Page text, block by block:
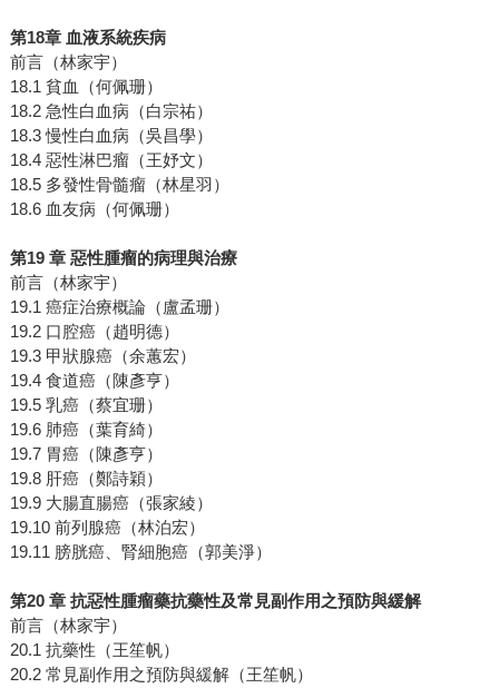
第18章 血液系統疾病
前言（林家宇）
18.1 貧血（何佩珊）
18.2 急性白血病（白宗祐）
18.3 慢性白血病（吳昌學）
18.4 惡性淋巴瘤（王妤文）
18.5 多發性骨髓瘤（林星羽）
18.6 血友病（何佩珊）
第19 章 惡性腫瘤的病理與治療
前言（林家宇）
19.1 癌症治療概論（盧孟珊）
19.2 口腔癌（趙明德）
19.3 甲狀腺癌（余蕙宏）
19.4 食道癌（陳彥亨）
19.5 乳癌（蔡宜珊）
19.6 肺癌（葉育綺）
19.7 胃癌（陳彥亨）
19.8 肝癌（鄭詩穎）
19.9 大腸直腸癌（張家綾）
19.10 前列腺癌（林泊宏）
19.11 膀胱癌、腎細胞癌（郭美淨）
第20 章 抗惡性腫瘤藥抗藥性及常見副作用之預防與緩解
前言（林家宇）
20.1 抗藥性（王笙帆）
20.2 常見副作用之預防與緩解（王笙帆）